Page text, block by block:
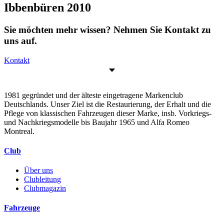
Ibbenbüren 2010
Sie möchten mehr wissen? Nehmen Sie Kontakt zu
uns auf.
Kontakt
1981 gegründet und der älteste eingetragene Markenclub
Deutschlands. Unser Ziel ist die Restaurierung, der Erhalt und die
Pflege von klassischen Fahrzeugen dieser Marke, insb. Vorkriegs-
und Nachkriegsmodelle bis Baujahr 1965 und Alfa Romeo
Montreal.
Club
Über uns
Clubleitung
Clubmagazin
Fahrzeuge